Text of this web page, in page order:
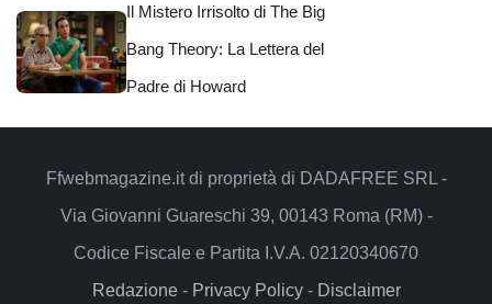
Il Mistero Irrisolto di The Big
Bang Theory: La Lettera del
Padre di Howard
Ffwebmagazine.it di proprietà di DADAFREE SRL -
Via Giovanni Guareschi 39, 00143 Roma (RM) -
Codice Fiscale e Partita I.V.A. 02120340670
Redazione- Privacy Policy- Disclaimer